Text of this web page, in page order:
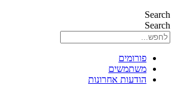
Search
Search
פורומים
משתמשים
הודעות אחרונות